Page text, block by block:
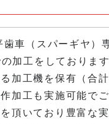
車（スパーギヤ）
加工をしておりま
加工機を保有（合
加工も実施可能で
頂いており豊富な